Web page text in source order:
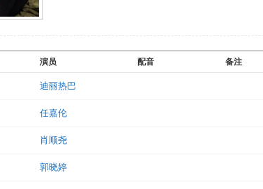
演员 配音 备注
迪丽热巴
任嘉伦
肖顺尧
郭晓婷